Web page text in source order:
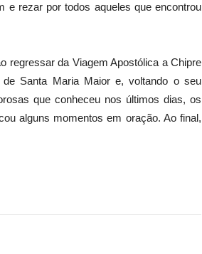
e rezar por todos aqueles que encontrou
regressar da Viagem Apostólica a Chipre
Santa Maria Maior e, voltando o seu
que conheceu nos últimos dias, os
alguns momentos em oração. Ao final,